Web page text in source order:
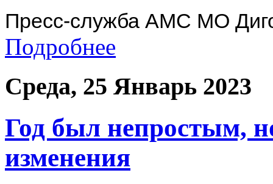
Пресс-служба АМС МО
Подробнее
Среда, 25 Январь 2023
Год был непростым,
изменения